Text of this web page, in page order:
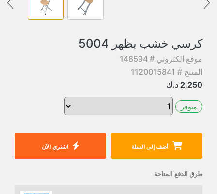
كرسي خشب بظهر 5004
موقع الكتروني # 148594
المنتج # 1120015841
2.250 د.ك
متوفر
أضف إلى السلة اشتري الآن
طرق الدفع المتاحة